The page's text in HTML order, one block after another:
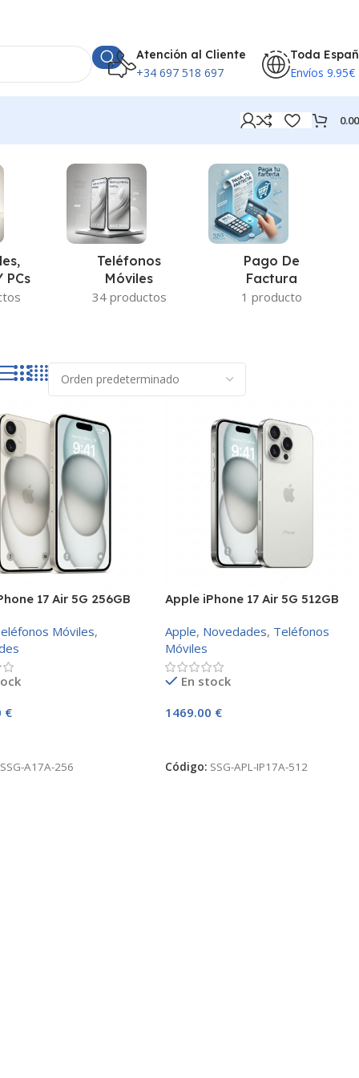
Atención al Cliente
+34 697 518 697
Toda
Envíos 9.95€
PCs
Teléfonos
Móviles
34 productos
Pago De
Factura
1 producto
17 Air 5G 256GB
Móviles,
€
SSG-A17A-256
Apple iPhone 17 Air 5G 512GB
Apple, Novedades, Teléfonos
Móviles
En stock
1469.00 €
Código: SSG-APL-IP17A-512